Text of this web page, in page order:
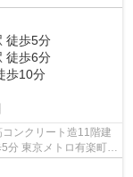
徒歩5分
徒歩6分
歩10分